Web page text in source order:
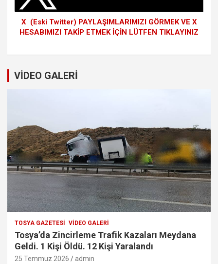
X (Eski Twitter) PAYLAŞIMLARIMIZI GÖRMEK VE X
HESABIMIZI TAKİP ETMEK İÇİN LÜTFEN TIKLAYINIZ
VİDEO GALERİ
TOSYA GAZETESI VIDEO GALERI
Tosya’da Zincirleme Trafik Kazaları Meydana
Geldi. 1 Kişi Öldü. 12 Kişi Yaralandı
25 Temmuz 2026 admin